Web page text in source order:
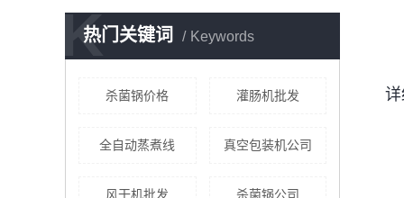
热门关键词 Keywords
K
杀菌锅价格 灌肠机批发
全自动蒸煮线 真空包装机公司
风干机批发 杀菌锅公司